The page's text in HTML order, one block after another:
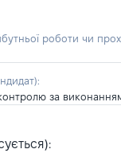
роботи чи
:
за